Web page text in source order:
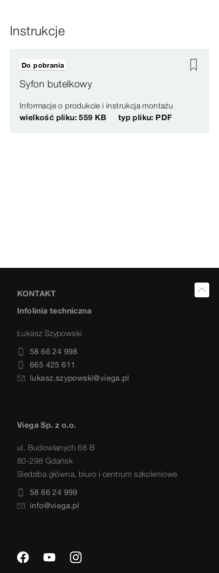
Instrukcje
Syfon butelkowy
Informacje o produkcie i instrukcja montażu
wielkość pliku: 559 KB
typ pliku: PDF
Do pobrania
KONTAKT
Infolinia techniczna
Łukasz Szypowski
58 66 24 998
665 425 611
lukasz.szypowski@viega.pl
Viega Sp. z o.o.
ul. Budowlanych 68 B
80-298 Gdańsk
Siedziba główna, biuro i centrum szkoleniowe
58 66 24 999
info@viega.pl